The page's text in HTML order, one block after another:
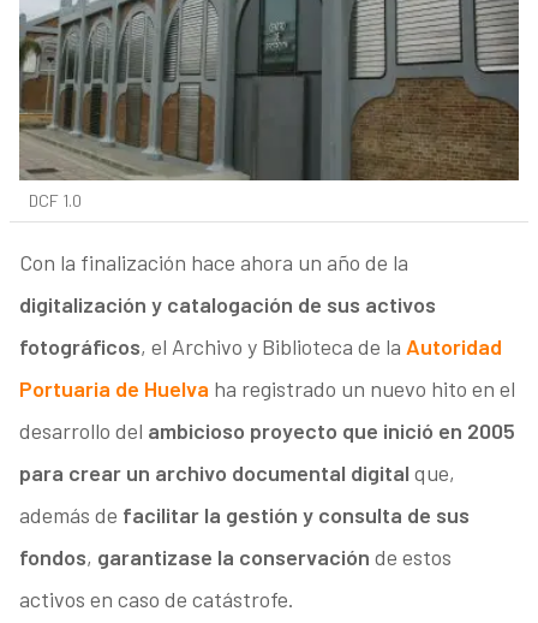
DCF 1.0
Con la finalización hace ahora un año de la
digitalización y catalogación de sus activos
fotográficos, el Archivo y Biblioteca de la Autoridad
Portuaria de Huelva ha registrado un nuevo hito en el
desarrollo del ambicioso proyecto que inició en 2005
para crear un archivo documental digital que,
además de facilitar la gestión y consulta de sus
fondos, garantizase la conservación de estos
activos en caso de catástrofe.